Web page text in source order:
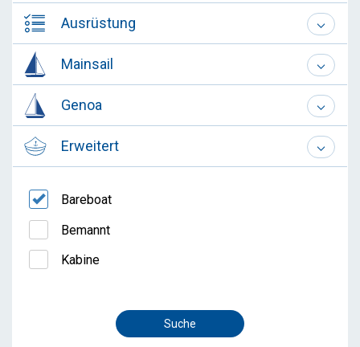
Ausrüstung
Mainsail
Genoa
Erweitert
Bareboat
Bemannt
Kabine